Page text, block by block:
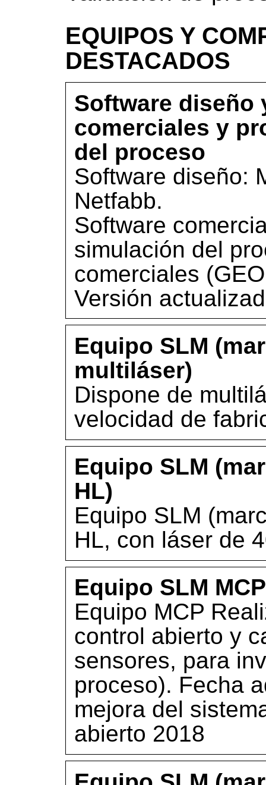
EQUIPOS Y
DESTACADOS
Software diseño
comerciales y
del proceso
Software diseño:
Netfabb.
Software
simulación del
comerciales
Versión
Equipo SLM
multiláser)
Dispone de
velocidad de
Equipo SLM
HL)
Equipo SLM
HL, con láser de
Equipo SLM
Equipo MCP
control abierto y
sensores, para
proceso). Fecha
mejora del
abierto 2018